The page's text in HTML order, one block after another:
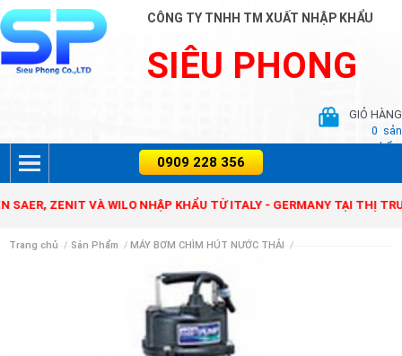
CÔNG TY TNHH TM XUẤT NHẬP KHẨU
SIÊU PHONG
GIỎ HÀNG
0 sản
phẩm
ZENIT VÀ WILO NHẬP KHẨU TỪ ITALY - GERMANY TẠI THỊ TRƯỜNG
Trang chủ / Sản Phẩm / MÁY BƠM CHÌM HÚT NƯỚC THẢI /